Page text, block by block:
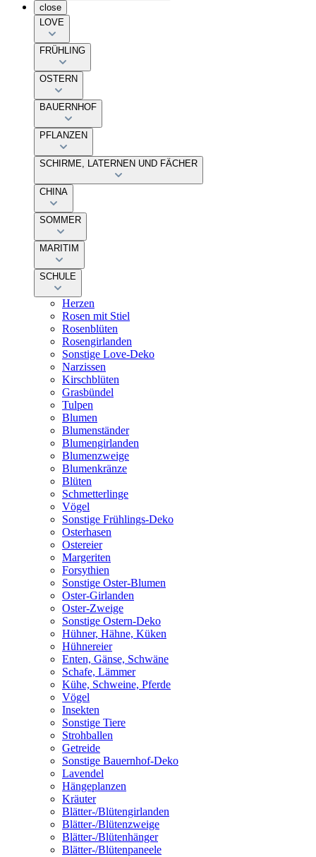
close
LOVE
FRÜHLING
OSTERN
BAUERNHOF
PFLANZEN
SCHIRME, LATERNEN UND FÄCHER
CHINA
SOMMER
MARITIM
SCHULE
Herzen
Rosen mit Stiel
Rosenblüten
Rosengirlanden
Sonstige Love-Deko
Narzissen
Kirschblüten
Grasbündel
Tulpen
Blumen
Blumenständer
Blumengirlanden
Blumenzweige
Blumenkränze
Blüten
Schmetterlinge
Vögel
Sonstige Frühlings-Deko
Osterhasen
Ostereier
Margeriten
Forsythien
Sonstige Oster-Blumen
Oster-Girlanden
Oster-Zweige
Sonstige Ostern-Deko
Hühner, Hähne, Küken
Hühnereier
Enten, Gänse, Schwäne
Schafe, Lämmer
Kühe, Schweine, Pferde
Vögel
Insekten
Sonstige Tiere
Strohballen
Getreide
Sonstige Bauernhof-Deko
Lavendel
Hängeplanzen
Kräuter
Blätter-/Blütengirlanden
Blätter-/Blütenzweige
Blätter-/Blütenhänger
Blätter-/Blütenpaneele